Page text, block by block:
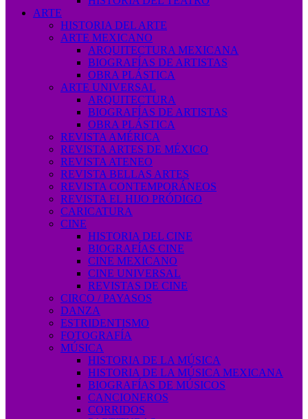
ARTE
HISTORIA DEL ARTE
ARTE MEXICANO
ARQUITECTURA MEXICANA
BIOGRAFÍAS DE ARTISTAS
OBRA PLÁSTICA
ARTE UNIVERSAL
ARQUITECTURA
BIOGRAFÍAS DE ARTISTAS
OBRA PLÁSTICA
REVISTA AMÉRICA
REVISTA ARTES DE MÉXICO
REVISTA ATENEO
REVISTA BELLAS ARTES
REVISTA CONTEMPORÁNEOS
REVISTA EL HIJO PRÓDIGO
CARICATURA
CINE
HISTORIA DEL CINE
BIOGRAFÍAS CINE
CINE MEXICANO
CINE UNIVERSAL
REVISTAS DE CINE
CIRCO / PAYASOS
DANZA
ESTRIDENTISMO
FOTOGRAFÍA
MÚSICA
HISTORIA DE LA MÚSICA
HISTORIA DE LA MÚSICA MEXICANA
BIOGRAFÍAS DE MÚSICOS
CANCIONEROS
CORRIDOS